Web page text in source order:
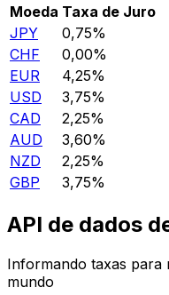
Moeda Taxa de Juro
JPY
0,75%
CHF
0,00%
EUR
4,25%
USD
3,75%
CAD
2,25%
AUD
3,60%
NZD
2,25%
GBP
3,75%
API de dados
Informando taxas para
mundo